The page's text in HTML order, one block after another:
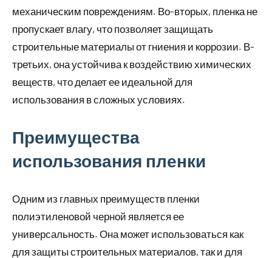
механическим повреждениям. Во-вторых, пленка не
пропускает влагу, что позволяет защищать
строительные материалы от гниения и коррозии. В-
третьих, она устойчива к воздействию химических
веществ, что делает ее идеальной для
использования в сложных условиях.
Преимущества
использования пленки
Одним из главных преимуществ пленки
полиэтиленовой черной является ее
универсальность. Она может использоваться как
для защиты строительных материалов, так и для